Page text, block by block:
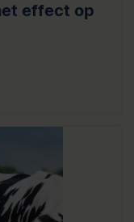
effect op